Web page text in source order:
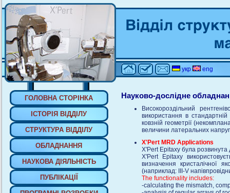
укр eng
ГОЛОВНА СТОРIНКА
IСТОРIЯ ВIДДIЛУ
СТРУКТУРА ВIДДIЛУ
ОБЛАДНАННЯ
НАУКОВА ДIЯЛЬНIСТЬ
ПУБЛIКАЦIЇ
Науково-дослiдне
Високороздiльний
використання в
ковзнiй геометрiї
величини латеральних
X'Pert MRD Applications
X'Pert Epitaxy була
X'Pert Epitaxy
визначення кристалічної
(наприклад: III-V
The functionality includes:
-calculating the mismatch,